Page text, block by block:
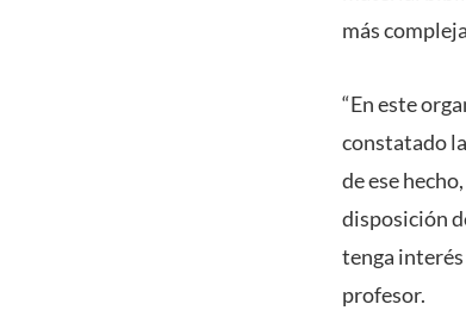
más
“En este
constatado
de ese
disposición
tenga
profesor.